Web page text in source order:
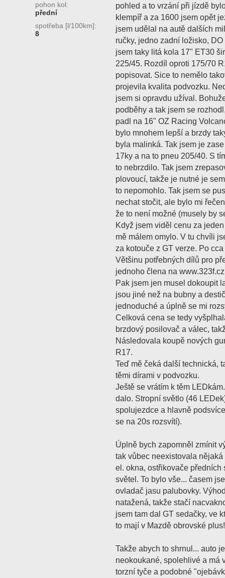
pohon kol:
přední
spotřeba [l/100km]:
8
pohled a to vrzání při jízdě
klempíř a za 1600 jsem opět
jsem udělal na autě dalších
ručky, jedno zadní ložisko,
jsem taky litá kola 17" ET30
225/45. Rozdíl oproti 175/70
popisovat. Sice to nemělo
projevila kvalita podvozku.
jsem si opravdu užíval.
podběhy a tak jsem se
padl na 16" OZ Racing
bylo mnohem lepší a brzdy
byla malinká. Tak jsem je
17ky a na to pneu 205/40. S
to nebrzdilo. Tak jsem
plovoucí, takže je nutné je
to nepomohlo. Tak jsem se
nechat stočit, ale bylo mi
že to není možné (musely by
Když jsem viděl cenu za
mě málem omylo. V tu chvíli
za kotouče z GT verze. Po
Většinu potřebných dílů pro
jednoho člena na www.323f.cz
Pak jsem jen musel dokoupit
jsou jiné než na bubny a
jednoduché a úplně se mi
Celková cena se tedy
brzdový posilovač a válec,
Následovala koupě nových
R17.
Teď mě čeká další technická,
těmi dírami v podvozku.
Ještě se vrátím k těm
dalo. Stropní světlo (46
spolujezdce a hlavně
se na 20s rozsvítí).
Úplně bych zapomněl zmínit
tak vůbec neexistovala
el. okna, ostřikovače
světel. To bylo vše... časem
ovladač jasu palubovky.
natažená, takže stačí
jsem tam dal GT sedačky, ve
to mají v Mazdě obrovské
Takže abych to shrnul... auto
neokoukané, spolehlivé a má
torzní tyče a podobné